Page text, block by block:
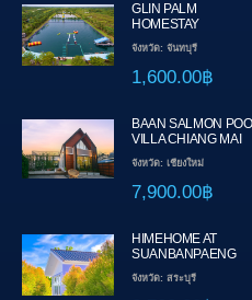
GLIN PALM
HOMESTAY
จังหวัด: จันทบุรี
1,600.00฿
BAAN SALMON
VILLA CHIANG MAI
จังหวัด: เชียงใหม่
7,900.00฿
HIMEHOME AT
SUANBANPAENG
จังหวัด: สระบุรี